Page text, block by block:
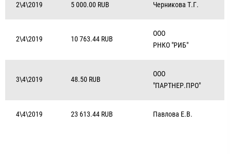
2\4\2019 5 000.00 RUB Черникова Т.Г.
2\4\2019 10 763.44 RUB
ООО
РНКО "РИБ"
3\4\2019 48.50 RUB
ООО
"ПАРТНЕР.ПРО"
4\4\2019 23 613.44 RUB Павлова Е.В.